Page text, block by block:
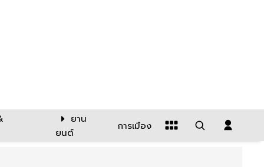
ยาน
ยนต์
การเมือง